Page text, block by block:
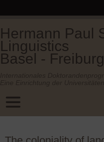
Hermann Paul
Linguistics
Basel -